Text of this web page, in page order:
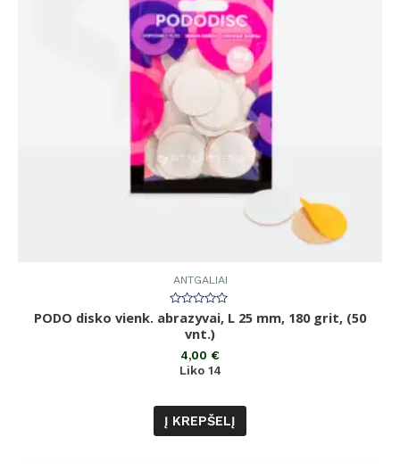
ANTGALIAI
Įvertinimas:
0
PODO disko vienk. abrazyvai, L 25 mm, 180 grit, (50
vnt.)
4,00 €
Liko 14
Į KREPŠELĮ